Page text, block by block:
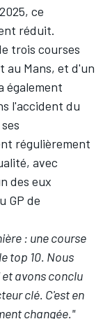
ce
réduit.
trois courses
au Mans, et d'un
également
l'accident du
régulièrement
avec
des eux
GP de
: une course
top 10. Nous
avons conclu
clé. C'est en
changée."